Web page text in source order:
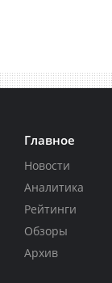
Главное
Новости
Аналитика
Рейтинги
Обзоры
Архив